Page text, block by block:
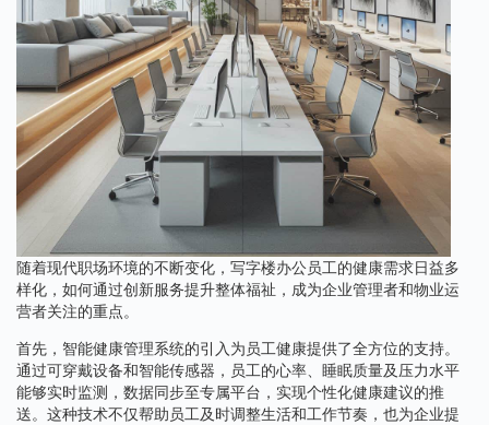
随着现代职场环境的不断变化，写字楼办公员工的健康需求日益多
样化，如何通过创新服务提升整体福祉，成为企业管理者和物业运
营者关注的重点。
首先，智能健康管理系统的引入为员工健康提供了全方位的支持。
通过可穿戴设备和智能传感器，员工的心率、睡眠质量及压力水平
能够实时监测，数据同步至专属平台，实现个性化健康建议的推
送。这种技术不仅帮助员工及时调整生活和工作节奏，也为企业提